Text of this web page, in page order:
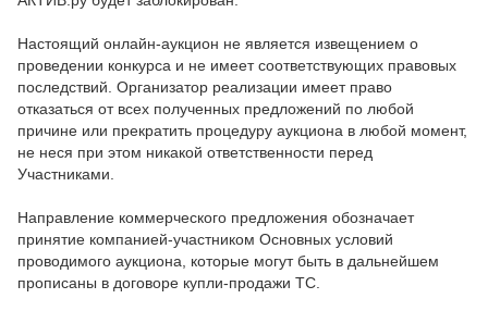
Настоящий онлайн-аукцион не является извещением о
проведении конкурса и не имеет соответствующих правовых
последствий. Организатор реализации имеет право
отказаться от всех полученных предложений по любой
причине или прекратить процедуру аукциона в любой момент,
не неся при этом никакой ответственности перед
Участниками.
Направление коммерческого предложения обозначает
принятие компанией-участником Основных условий
проводимого аукциона, которые могут быть в дальнейшем
прописаны в договоре купли-продажи ТС.